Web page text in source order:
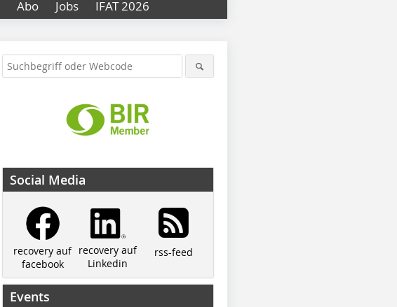
Abo Jobs IFAT 2026
Social Media
recovery auf
facebook
recovery auf
Linkedin
rss-feed
Events